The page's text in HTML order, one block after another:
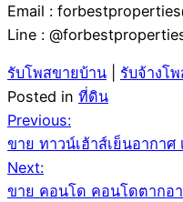
Email :
Line :
รับโพสขายบ้าน
รับจ้างโ
Posted in ที่ดิน
Post
Previous:
ขาย ทาวน์เฮ้าส์เย็นอากาศ
Next:
ขาย คอนโด คอนโดตากอ